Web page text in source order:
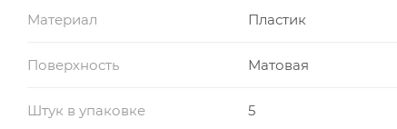
Материал Пластик
Поверхность Матовая
Штук в упаковке 5